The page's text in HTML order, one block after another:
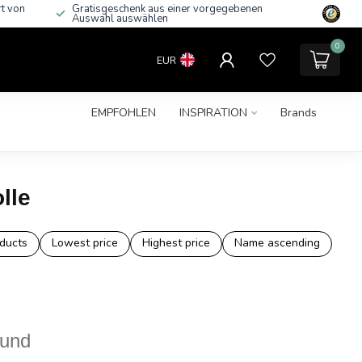
von Gratisgeschenk aus einer vorgegebenen
Auswahl auswählen
EUR
0
EMPFOHLEN INSPIRATION
Brands
Lowest price Highest price
Name ascending